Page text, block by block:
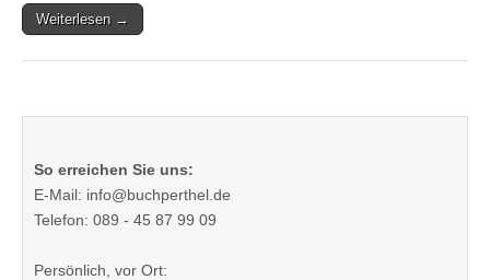
Weiterlesen →
So erreichen Sie uns:
E-Mail: info@buchperthel.de
Telefon: 089 - 45 87 99 09
Persönlich, vor Ort: